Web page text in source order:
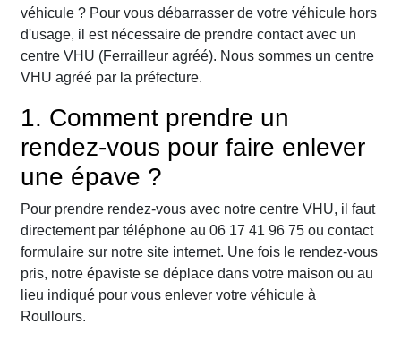
véhicule ? Pour vous débarrasser de votre véhicule hors
d'usage, il est nécessaire de prendre contact avec un
centre VHU (Ferrailleur agréé). Nous sommes un centre
VHU agréé par la préfecture.
1. Comment prendre un
rendez-vous pour faire enlever
une épave ?
Pour prendre rendez-vous avec notre centre VHU, il faut
directement par téléphone au 06 17 41 96 75 ou contact
formulaire sur notre site internet. Une fois le rendez-vous
pris, notre épaviste se déplace dans votre maison ou au
lieu indiqué pour vous enlever votre véhicule à
Roullours.